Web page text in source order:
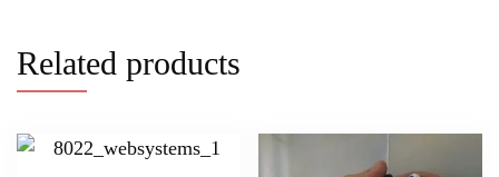
Related products